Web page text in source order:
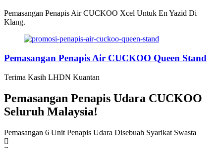
Pemasangan Penapis Air CUCKOO Xcel Untuk En Yazid Di
Klang.
Pemasangan Penapis Air CUCKOO Queen Stand
Terima Kasih LHDN Kuantan
Pemasangan Penapis Udara CUCKOO
Seluruh Malaysia!
Pemasangan 6 Unit Penapis Udara Disebuah Syarikat Swasta